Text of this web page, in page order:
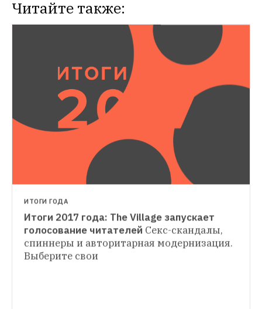
Читайте также:
РЕДАКЦИЯ ТЕСТИРУЕТ
Какой трекер спасет питомца от ожирения
ГДЕ ТЫ РАБОТАЕШЬ
«Я работаю в старинном особняке
посольства Италии» Роскошные
интерьеры городского дворца и жизнь
ИТОГИ ГОДА
Итоги 2017 года: The Village запускает
голосование читателей Секс-скандалы,
спиннеры и авторитарная модернизация.
Выберите свои